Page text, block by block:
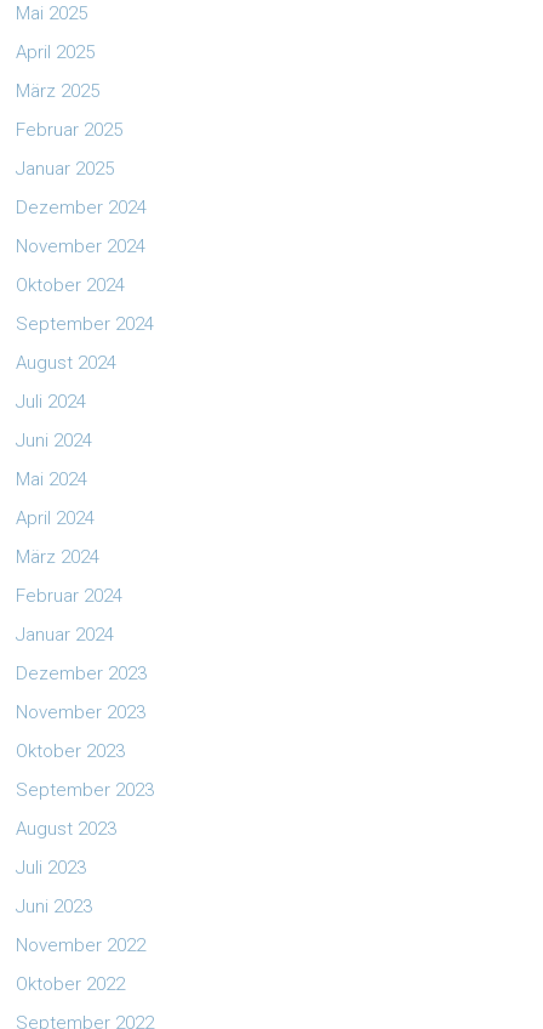
Mai 2025
April 2025
März 2025
Februar 2025
Januar 2025
Dezember 2024
November 2024
Oktober 2024
September 2024
August 2024
Juli 2024
Juni 2024
Mai 2024
April 2024
März 2024
Februar 2024
Januar 2024
Dezember 2023
November 2023
Oktober 2023
September 2023
August 2023
Juli 2023
Juni 2023
November 2022
Oktober 2022
September 2022